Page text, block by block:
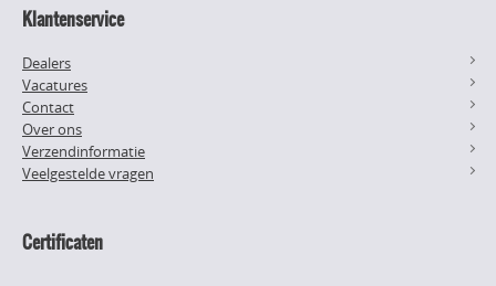
Klantenservice
Dealers
Vacatures
Contact
Over ons
Verzendinformatie
Veelgestelde vragen
Certificaten